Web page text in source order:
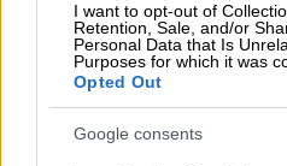
I want to opt-out of
Retention, Sale, and/or
Personal Data that Is
Purposes for which it was
Opted Out
Google consents
Με τη μοναδική της
προσέγγισή της στο
κατακτήσει κοινό σε
αποτελεί μία από τις
πολυσυζητημένες